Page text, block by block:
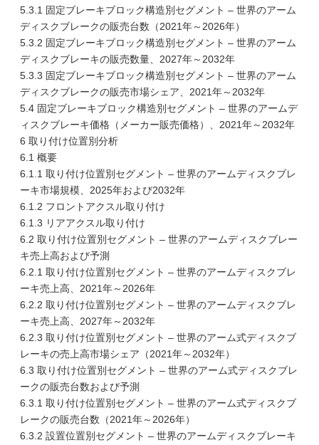
5.3.1 固定ブレーキブロック構造別セグメント – 世界のアーム
ディスクブレークの販売台数（2021年～2026年）
5.3.2 固定ブレーキブロック構造別セグメント – 世界のアーム
ディスクブレーキの販売数量、2027年～2032年
5.3.3 固定ブレーキブロック構造別セグメント – 世界のアーム
ディスクブレークの販売市場シェア、2021年～2032年
5.4 固定ブレーキブロック構造別セグメント – 世界のアームデ
ィスクブレーキ価格（メーカー販売価格）、2021年～2032年
6 取り付け位置別分析
6.1 概要
6.1.1 取り付け位置別セグメント – 世界のアームディスクブレ
ーキ市場規模、2025年および2032年
6.1.2 フロントアクスル取り付け
6.1.3 リアアクスル取り付け
6.2 取り付け位置別セグメント – 世界のアームディスクブレー
キ売上高および予測
6.2.1 取り付け位置別セグメント – 世界のアームディスクブレ
ーキ売上高、2021年～2026年
6.2.2 取り付け位置別セグメント – 世界のアームディスクブレ
ーキ売上高、2027年～2032年
6.2.3 取り付け位置別セグメント – 世界のアーム式ディスクブ
レーキの売上高市場シェア（2021年～2032年）
6.3 取り付け位置別セグメント – 世界のアーム式ディスクブレ
ークの販売台数および予測
6.3.1 取り付け位置別セグメント – 世界のアーム式ディスクブ
レークの販売台数（2021年～2026年）
6.3.2 設置位置別セグメント – 世界のアームディスクブレーキ